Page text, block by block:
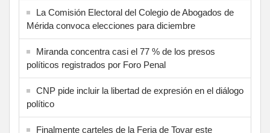
La Comisión Electoral del Colegio de Abogados de
Mérida convoca elecciones para diciembre
Miranda concentra casi el 77 % de los presos
políticos registrados por Foro Penal
CNP pide incluir la libertad de expresión en el diálogo
político
Finalmente carteles de la Feria de Tovar este